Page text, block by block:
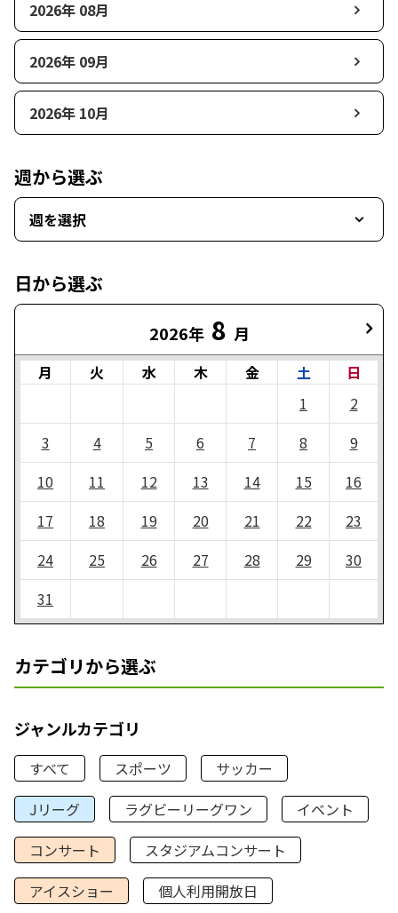
2026年 08月
2026年 09月
2026年 10月
週から選ぶ
週を選択
日から選ぶ
2026年 8 月
月 火 水 木 金 土
日
1
2
3
4 5 6 7 8
9
10
11 12 13 14 15
16
17
18 19 20 21 22
23
24
25 26 27 28 29
30
31
カテゴリから選ぶ
ジャンルカテゴリ
すべて スポーツ
サッカー
Jリーグ
ラグビーリーグワン
イベント
コンサート
スタジアムコンサート
アイスショー
個人利用開放日